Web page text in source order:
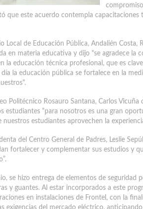
que este acuerdo contempla capacitaciones
Local de Educación Pública, Andalién Costa,
en materia educativa y dijo "se agradece la
la educación técnica profesional, que es
la educación pública se fortalece en la
Politécnico Rosauro Santana, Carlos
estudiantes “para nosotros es una gran
estudiantes aprovechen la
del Centro General de Padres, Leslie
fortalecer y complementar sus estudios y
se hizo entrega de elementos de seguridad
y guantes. Al estar incorporados a este
en instalaciones de Frontel, con la
exigencias del mercado eléctrico,